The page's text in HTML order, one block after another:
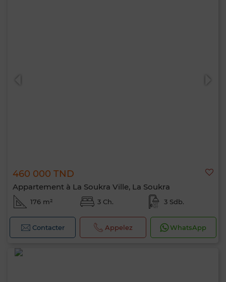
460 000 TND
Appartement à La Soukra Ville, La Soukra
176 m² 3 Ch. 3 Sdb.
Contacter Appelez WhatsApp